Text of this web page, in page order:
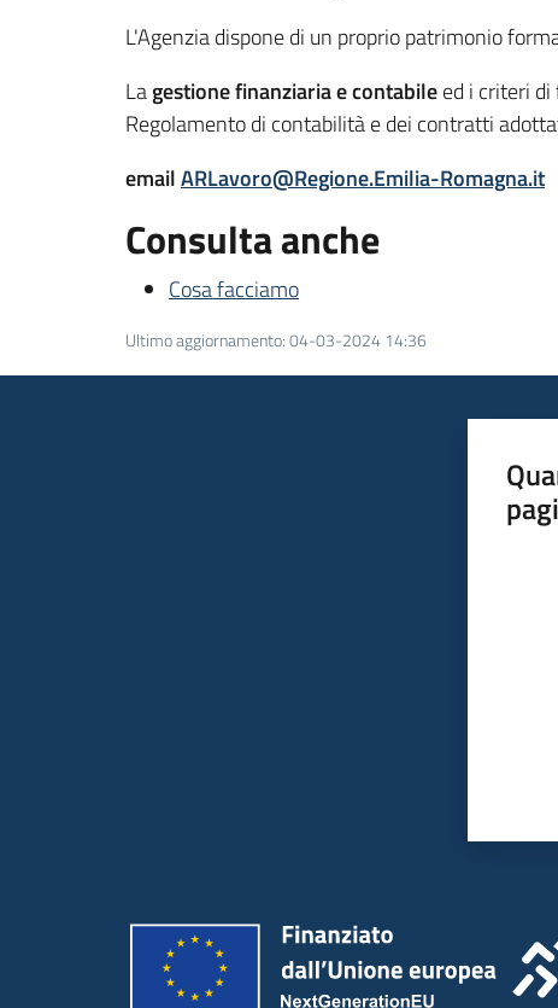
L'Agenzia dispone di un proprio patrimonio
Lagestione finanziaria e contabileed i criteri
Regolamento di contabilità e dei contratti
emailARLavoro@Regione.Emilia-Romagna.it
Consulta anche
Cosa facciamo
Ultimo aggiornamento:04-03-2024 14:36